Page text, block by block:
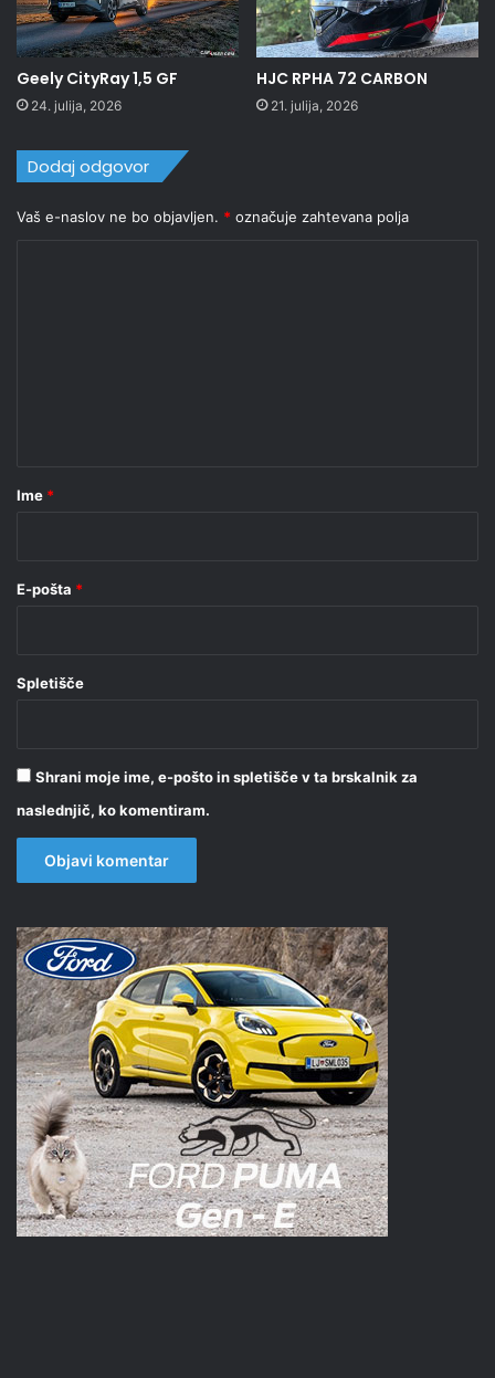
Geely CityRay 1,5 GF
24. julija, 2026
HJC RPHA 72 CARBON
21. julija, 2026
Dodaj odgovor
Vaš e-naslov ne bo objavljen. * označuje zahtevana polja
rIme *
E-pošta *
Spletišče
Shrani moje ime, e-pošto in spletišče v ta brskalnik za
naslednjič, ko komentiram.